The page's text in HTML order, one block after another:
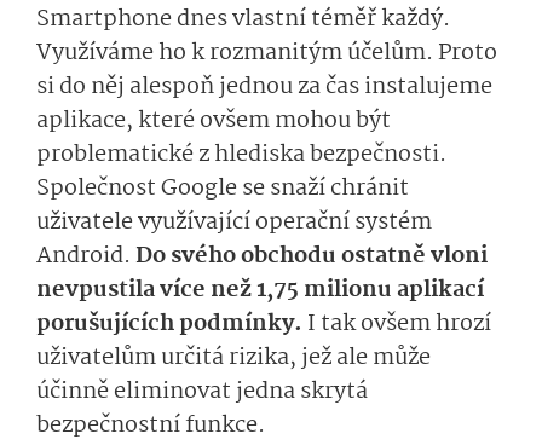
Smartphone dnes vlastní téměř každý.
Využíváme ho k rozmanitým účelům. Proto
si do něj alespoň jednou za čas instalujeme
aplikace, které ovšem mohou být
problematické z hlediska bezpečnosti.
Společnost Google se snaží chránit
uživatele využívající operační systém
Android. Do svého obchodu ostatně vloni
nevpustila více než 1,75 milionu aplikací
porušujících podmínky. I tak ovšem hrozí
uživatelům určitá rizika, jež ale může
účinně eliminovat jedna skrytá
bezpečnostní funkce.